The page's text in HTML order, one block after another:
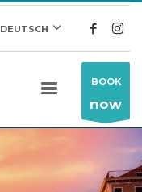
DEUTSCH
BOOK
now